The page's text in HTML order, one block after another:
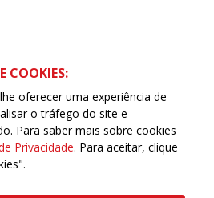
COOKIES:
oferecer uma experiência de
o tráfego do site e
Para saber mais sobre cookies
Privacidade. Para aceitar, clique